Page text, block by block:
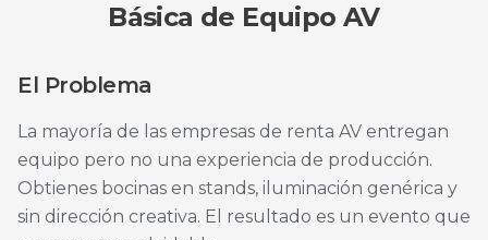
Básica de Equipo AV
El Problema
La mayoría de las empresas de renta AV entregan
equipo pero no una experiencia de producción.
Obtienes bocinas en stands, iluminación genérica y
sin dirección creativa. El resultado es un evento que